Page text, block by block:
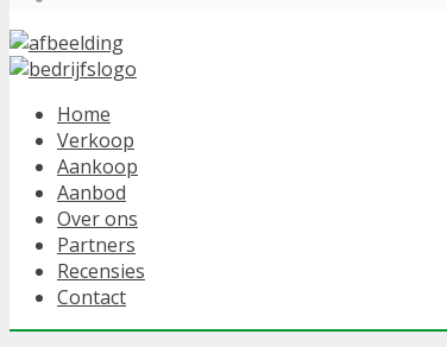
Home
Verkoop
Aankoop
Aanbod
Over ons
Partners
Recensies
Contact